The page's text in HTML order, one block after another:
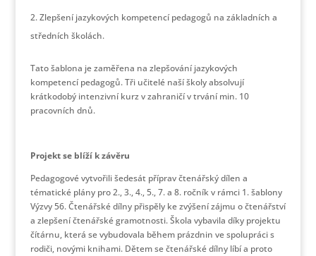
Zlepšení jazykových kompetencí pedagogů na základních a
středních školách.
Tato šablona je zaměřena na zlepšování jazykových
kompetencí pedagogů. Tři učitelé naší školy absolvují
krátkodobý intenzivní kurz v zahraničí v trvání min. 10
pracovních dnů.
Projekt se blíží k závěru
Pedagogové vytvořili šedesát příprav čtenářský dílen a
tématické plány pro 2., 3., 4., 5., 7. a 8. ročník v rámci 1. šablony
Výzvy 56. Čtenářské dílny přispěly ke zvýšení zájmu o čtenářství
a zlepšení čtenářské gramotnosti. Škola vybavila díky projektu
čítárnu, která se vybudovala během prázdnin ve spolupráci s
rodiči, novými knihami. Dětem se čtenářské dílny líbí a proto